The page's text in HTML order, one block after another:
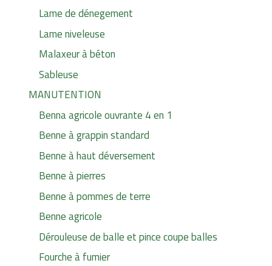
Lame de dénegement
Lame niveleuse
Malaxeur à béton
Sableuse
MANUTENTION
Benna agricole ouvrante 4 en 1
Benne à grappin standard
Benne à haut déversement
Benne à pierres
Benne à pommes de terre
Benne agricole
Dérouleuse de balle et pince coupe balles
Fourche à fumier